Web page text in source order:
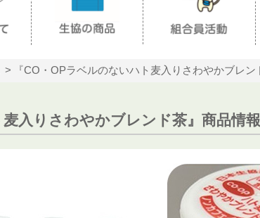
『CO・OPラベルのないハト麦入りさわやかブレ
入りさわやかブレンド茶』商品情